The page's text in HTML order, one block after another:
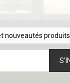
nouveautés produits